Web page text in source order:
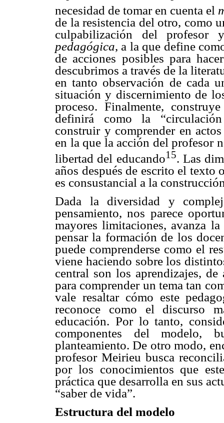
necesidad de tomar en cuenta el
de la resistencia del otro, como
culpabilización del
pedagógica, a la que define
de acciones posibles para
descubrimos a través de la
en tanto observación de cada
situación y discernimiento de
proceso. Finalmente,
definirá como la
construir y comprender en
en la que la acción del profesor
libertad del educando15. Las
años después de escrito el texto
es consustancial a la
Dada la diversidad y
pensamiento, nos parece
mayores limitaciones, avanza
pensar la formación de los
puede comprenderse como el
viene haciendo sobre los
central son los aprendizajes,
para comprender un tema tan
vale resaltar cómo este
reconoce como el discurso
educación. Por lo tanto,
componentes del modelo,
planteamiento. De otro modo,
profesor Meirieu busca
por los conocimientos que
práctica que desarrolla en sus
“saber de vida”.
Estructura del modelo